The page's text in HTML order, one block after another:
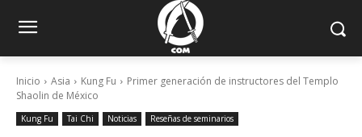
Inicio Asia Kung Fu
Primer generación de instructores del Templo
Shaolin de México
Kung Fu Tai Chi Noticias Reseñas de seminarios